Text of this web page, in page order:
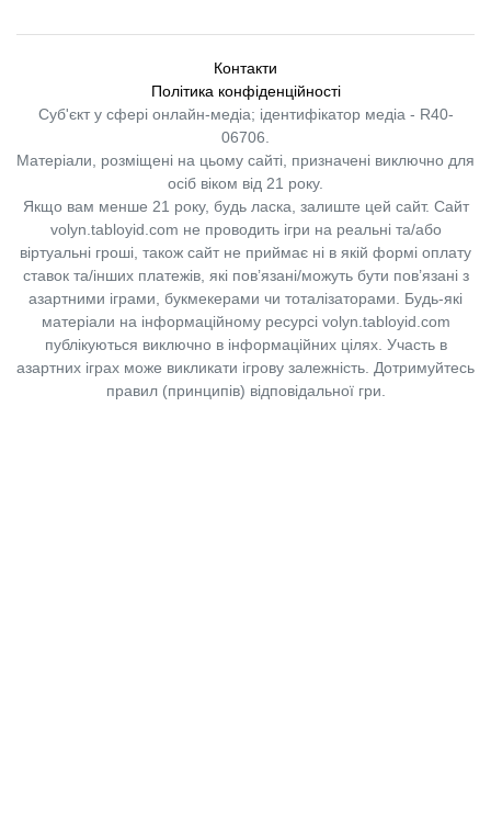
Контакти
Політика конфіденційності
Суб'єкт у сфері онлайн-медіа; ідентифікатор медіа - R40-
06706.
Матеріали, розміщені на цьому сайті, призначені виключно для
осіб віком від 21 року.
Якщо вам менше 21 року, будь ласка, залиште цей сайт. Сайт
volyn.tabloyid.com не проводить ігри на реальні та/або
віртуальні гроші, також сайт не приймає ні в якій формі оплату
ставок та/інших платежів, які пов’язані/можуть бути пов’язані з
азартними іграми, букмекерами чи тоталізаторами. Будь-які
матеріали на інформаційному ресурсі volyn.tabloyid.com
публікуються виключно в інформаційних цілях. Участь в
азартних іграх може викликати ігрову залежність. Дотримуйтесь
правил (принципів) відповідальної гри.